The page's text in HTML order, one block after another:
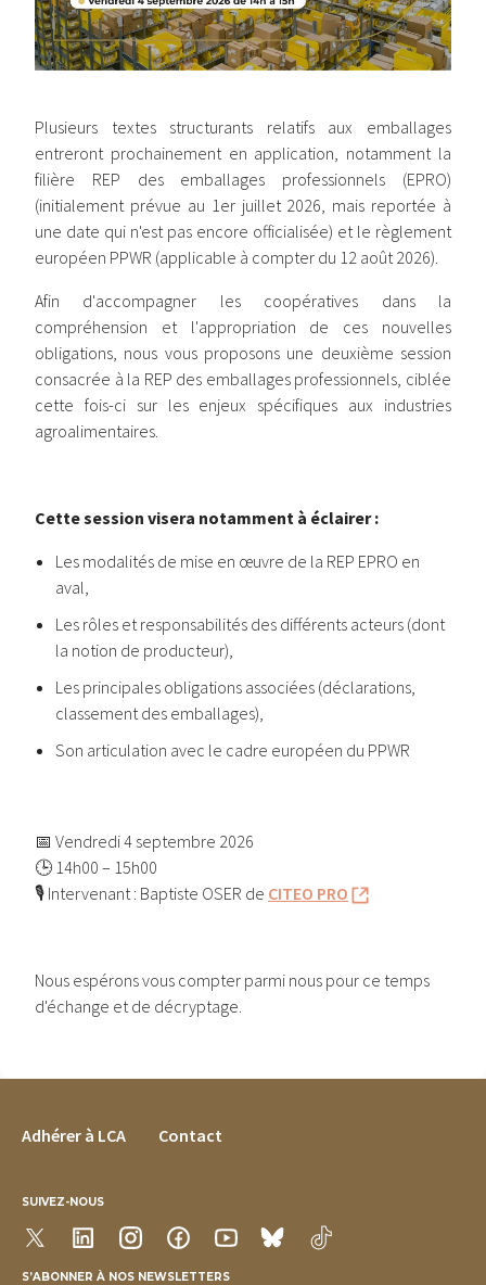
Plusieurs textes structurants relatifs aux emballages
entreront prochainement en application, notamment la
filière REP des emballages professionnels (EPRO)
(initialement prévue au 1er juillet 2026, mais reportée à
une date qui n'est pas encore officialisée) et le règlement
européen PPWR (applicable à compter du 12 août 2026).
Afin d'accompagner les coopératives dans la
compréhension et l'appropriation de ces nouvelles
obligations, nous vous proposons une deuxième session
consacrée à la REP des emballages professionnels, ciblée
cette fois-ci sur les enjeux spécifiques aux industries
agroalimentaires.
Cette session visera notamment à éclairer :
Les modalités de mise en œuvre de la REP EPRO en
aval,
Les rôles et responsabilités des différents acteurs (dont
la notion de producteur),
Les principales obligations associées (déclarations,
classement des emballages),
Son articulation avec le cadre européen du PPWR
📅 Vendredi 4 septembre 2026
🕒 14h00 – 15h00
🎙️ Intervenant : Baptiste OSER de CITEO PRO
Nous espérons vous compter parmi nous pour ce temps
d'échange et de décryptage.
FOOTER MENU
Adhérer à LCA Contact
SUIVEZ-NOUS
S’ABONNER À NOS NEWSLETTERS